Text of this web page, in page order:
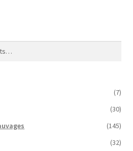
(7)
(30)
(145)
(32)